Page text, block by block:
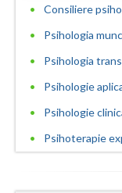
VranceaConsiliere
Psihologia
Psihologia
Psihologie
Psihologie
Psihoterapie